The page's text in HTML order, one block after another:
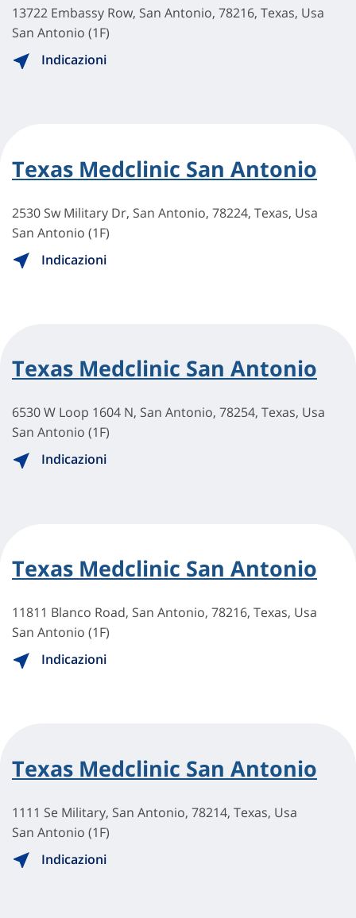
13722 Embassy Row, San Antonio, 78216, Texas, Usa
San Antonio (1F)
Indicazioni
Texas Medclinic San Antonio
2530 Sw Military Dr, San Antonio, 78224, Texas, Usa
San Antonio (1F)
Indicazioni
Texas Medclinic San Antonio
6530 W Loop 1604 N, San Antonio, 78254, Texas, Usa
San Antonio (1F)
Indicazioni
Texas Medclinic San Antonio
11811 Blanco Road, San Antonio, 78216, Texas, Usa
San Antonio (1F)
Indicazioni
Texas Medclinic San Antonio
1111 Se Military, San Antonio, 78214, Texas, Usa
San Antonio (1F)
Indicazioni